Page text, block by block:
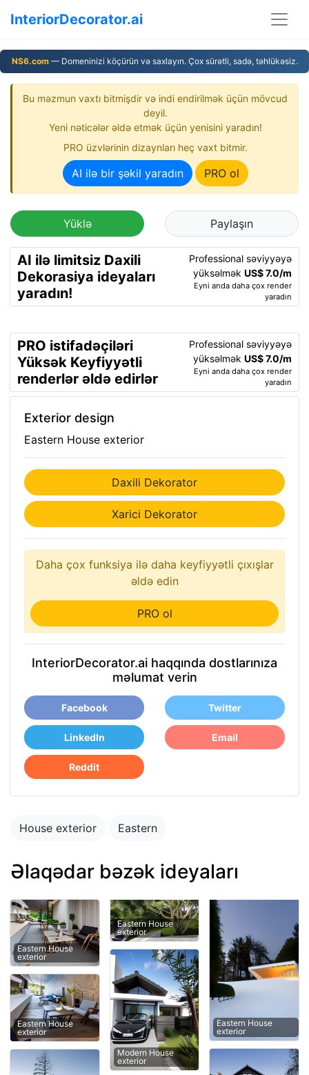
InteriorDecorator.ai
NS6.com— Domeninizi köçürün və saxlayın. Çox sürətli, sadə, təhlükəsiz.
Bu məzmun vaxtı bitmişdir və indi endirilmək üçün mövcud
deyil.
Yeni nəticələr əldə etmək üçün yenisini yaradın!
PRO üzvlərinin dizaynları heç vaxt bitmir.
AI ilə bir şəkil yaradın PRO ol
Yüklə Paylaşın
AI ilə limitsiz Daxili
Dekorasiya ideyaları
yaradın!
Professional səviyyəyə
yüksəlmək US$ 7.0/m
Eyni anda daha çox render
yaradın
PRO istifadəçiləri
Yüksək Keyfiyyətli
renderlər əldə edirlər
Professional səviyyəyə
yüksəlmək US$ 7.0/m
Eyni anda daha çox render
yaradın
Exterior design
Eastern House exterior
Daxili Dekorator
Xarici Dekorator
Daha çox funksiya ilə daha keyfiyyətli çıxışlar
əldə edin
PRO ol
InteriorDecorator.ai haqqında dostlarınıza
məlumat verin
Facebook Twitter
LinkedIn Email
Reddit
House exterior Eastern
Əlaqədar bəzək ideyaları
Eastern House
exterior
Eastern House
exterior
Eastern House
exterior
Modern House
exterior
Eastern House
exterior